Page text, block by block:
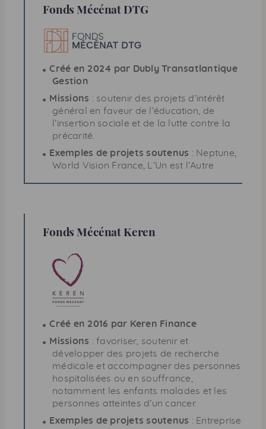
Fonds MécénatDTG
Créé en 2024 par Dubly Transatlantique
Gestion
Missions : soutenir des projets d’intérêt
général en faveur de l’éducation, de
l’insertion sociale et de la lutte contre la
précarité.
Exemples de projets soutenus : Neptune,
World Vision France, L’Un est l’Autre
Fonds Mécénat Keren
Créé en 2016 par Keren Finance
Missions : favoriser, soutenir et
développer des projets de recherche
médicale et accompagner des personnes
hospitalisées ou en souffrance,
notamment les enfants malades et les
personnes atteintes d’un cancer.
Exemples de projets soutenus : Entreprise